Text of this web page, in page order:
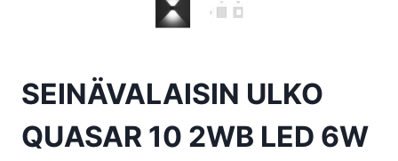
SEINÄVALAISIN ULKO
QUASAR 10 2WB LED 6W